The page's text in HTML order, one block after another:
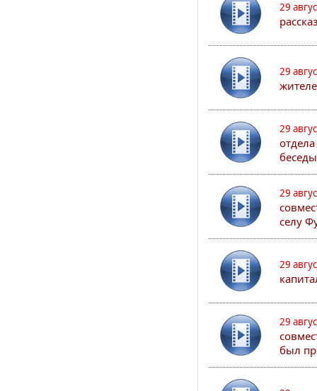
29
29
29
29
селу
29
29
был